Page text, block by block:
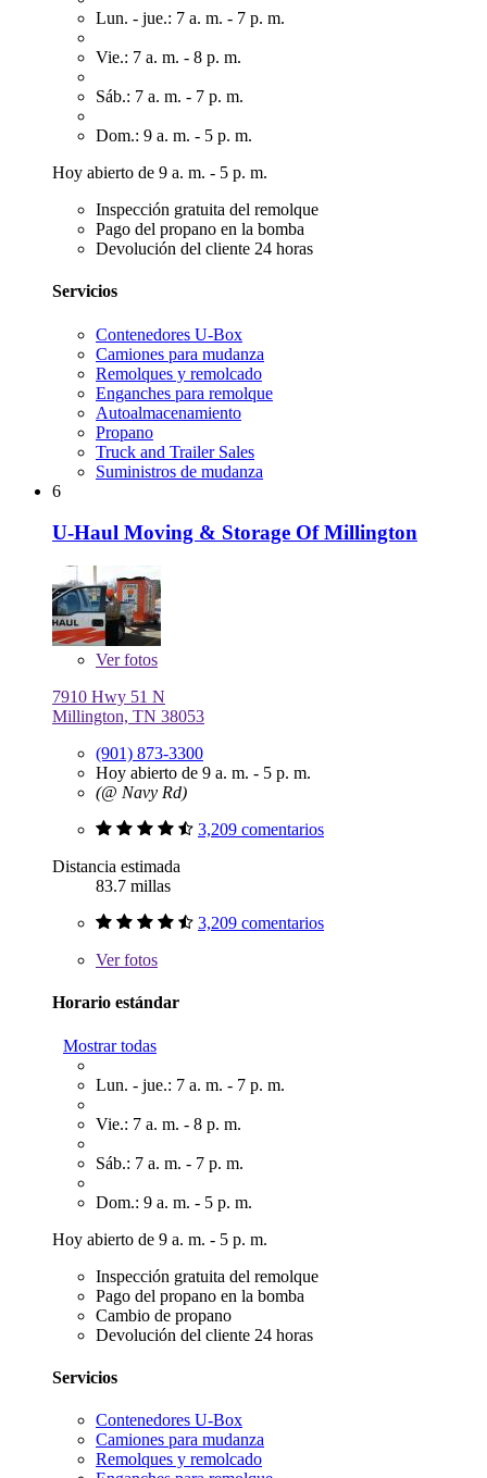
Lun. - jue.: 7 a. m. - 7 p. m.
Vie.: 7 a. m. - 8 p. m.
Sáb.: 7 a. m. - 7 p. m.
Dom.: 9 a. m. - 5 p. m.
Hoy abierto de 9 a. m. - 5 p. m.
Inspección gratuita del remolque
Pago del propano en la bomba
Devolución del cliente 24 horas
Servicios
Contenedores U-Box
Camiones para mudanza
Remolques y remolcado
Enganches para remolque
Autoalmacenamiento
Propano
Truck and Trailer Sales
Suministros de mudanza
6
U-Haul Moving & Storage Of Millington
Verfotos
7910 Hwy 51 N
Millington, TN 38053
(901) 873-3300
Hoy abierto de 9 a. m. - 5 p. m.
(@ Navy Rd)
3,209 comentarios
Distancia estimada
83.7 millas
3,209 comentarios
Verfotos
Horario estándar
Mostrar todas
Lun. - jue.: 7 a. m. - 7 p. m.
Vie.: 7 a. m. - 8 p. m.
Sáb.: 7 a. m. - 7 p. m.
Dom.: 9 a. m. - 5 p. m.
Hoy abierto de 9 a. m. - 5 p. m.
Inspección gratuita del remolque
Pago del propano en la bomba
Cambio de propano
Devolución del cliente 24 horas
Servicios
Contenedores U-Box
Camiones para mudanza
Remolques y remolcado